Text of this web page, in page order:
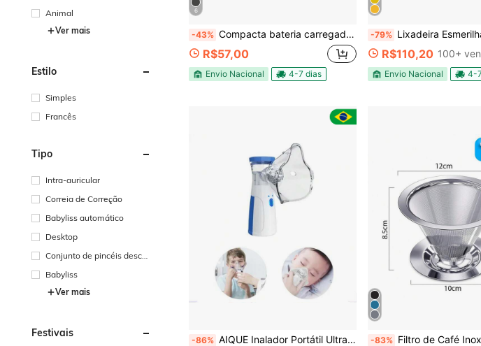
Animal
Ver mais
Estilo
Simples
Francês
Tipo
Intra-auricular
Correia de Correção
Babyliss automático
Desktop
Conjunto de pincéis descar
Babyliss
Ver mais
Festivais
6
-43% Compacta bateria carregadora rápida 12000mAh com cabo integrado duplo carregamento rápido oferece recarga super rápida
R$57,00
Envio Nacional 4-7 dias
-79% Lixadeira Esmerilhadeira Angular 115mm
R$110,20 100+
Envio Nacional 4-
-86% AIQUE Inalador Portátil Ultrassônico - Mini Nebulizador Silencioso com Bateria Longa Duração -83% Filtro de Café Inox Reutilizável - Coador para Chá e Café com